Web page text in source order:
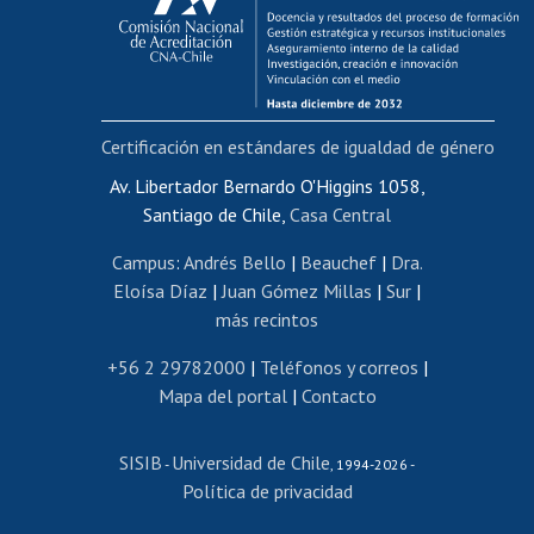
Funcionarias/os
Cursos internos de capacitación
Bienestar del personal
Portal de movilidad interna
Certificado de renta
Certificado de renta honorarios
Editar páginas blancas
Extranjeras/os
Revalidación y reconocimiento de títulos
Postulación al Programa de Movilidad Estudiantil
Cursos de español
Av. Libertador Bernardo O'Higgins 1058,
Santiago de Chile, Casa Central
Campus: Andrés Bello | Beauchef| Dra.
Eloísa Díaz |Juan Gómez Millas | Sur |
más recintos
+56 2 29782000 | Teléfonos y correos |
Mapa del portal| Contacto
SISIB - Universidad de Chile, 1994-2026 -
Política de privacidad
Certificación en estándares de igualdad de género